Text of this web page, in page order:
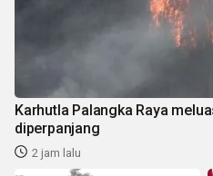
Karhutla Palangka Raya
diperpanjang
2 jam lalu